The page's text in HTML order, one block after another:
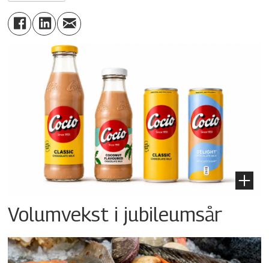
Volumvekst i jubileumsår